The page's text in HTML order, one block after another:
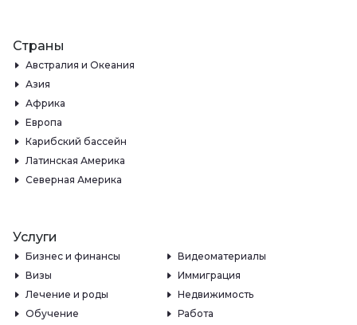
Страны
Австралия и Океания
Азия
Африка
Европа
Карибский бассейн
Латинская Америка
Северная Америка
Услуги
Бизнес и финансы
Видеоматериалы
Визы
Иммиграция
Лечение и роды
Недвижимость
Обучение
Работа